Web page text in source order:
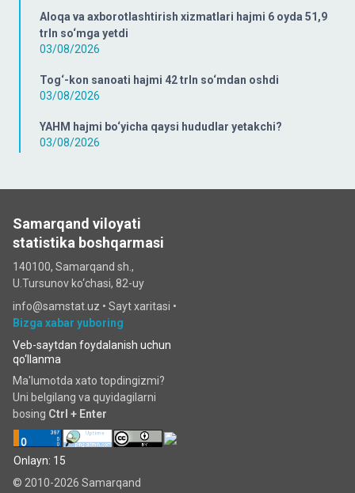
Aloqa va axborotlashtirish xizmatlari hajmi 6 oyda 51,9
trln so‘mga yetdi
03/08/2026
Tog‘-kon sanoati hajmi 42 trln so‘mdan oshdi
03/08/2026
YAHM hajmi bo‘yicha qaysi hududlar yetakchi?
03/08/2026
Samarqand viloyati
statistika boshqarmasi
140100, Samarqand sh.,
U.Tursunov ko‘chаsi, 82-uy
info@samstat.uz • Sayt xaritasi •
Bizga xabar yuboring
Veb-saytdan foydalanish uchun
qo‘llanma
Ma'lumotda xato topdingizmi?
Uni belgilang va quyidagilarni
bosing Ctrl + Enter
Onlayn: 15
© 2010-2026 Samarqand